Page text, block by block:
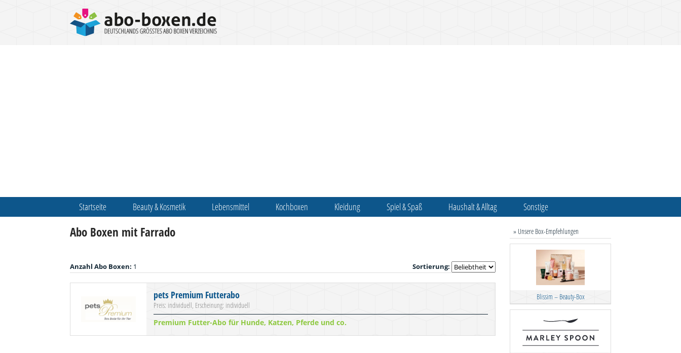
Startseite Beauty & Kosmetik Lebensmittel Kochboxen Kleidung Spiel & Spaß Haushalt & Alltag Sonstige
Abo Boxen mit Farrado
Anzahl Abo Boxen: 1 Sortierung:
pets Premium Futterabo
Preis: individuell, Erscheinung: individuell
Premium Futter-Abo für Hunde, Katzen, Pferde und co.
» Unsere Box-Empfehlungen
Blissim – Beauty-Box